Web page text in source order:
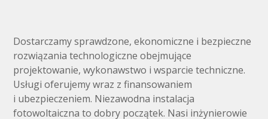
Dostarczamy sprawdzone, ekonomiczne i bezpieczne
rozwiązania technologiczne obejmujące
projektowanie, wykonawstwo i wsparcie techniczne.
Usługi oferujemy wraz z finansowaniem
i ubezpieczeniem. Niezawodna instalacja
fotowoltaiczna to dobry początek. Nasi inżynierowie